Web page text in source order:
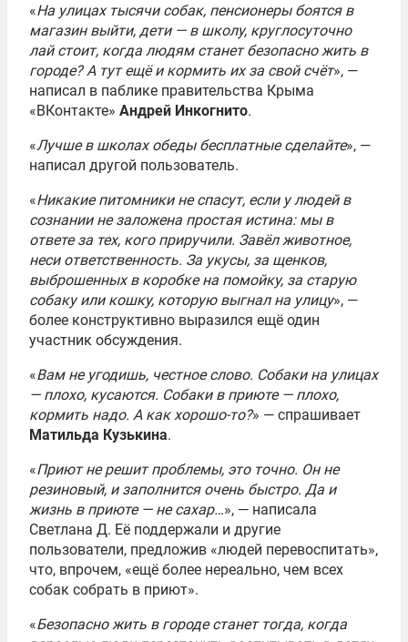
«На улицах тысячи собак, пенсионеры боятся в
магазин выйти, дети — в школу, круглосуточно
лай стоит, когда людям станет безопасно жить в
городе? А тут ещё и кормить их за свой счёт», —
написал в паблике правительства Крыма
«ВКонтакте» Андрей Инкогнито.
«Лучше в школах обеды бесплатные сделайте», —
написал другой пользователь.
«Никакие питомники не спасут, если у людей в
сознании не заложена простая истина: мы в
ответе за тех, кого приручили. Завёл животное,
неси ответственность. За укусы, за щенков,
выброшенных в коробке на помойку, за старую
собаку или кошку, которую выгнал на улицу», —
более конструктивно выразился ещё один
участник обсуждения.
«Вам не угодишь, честное слово. Собаки на улицах
— плохо, кусаются. Собаки в приюте — плохо,
кормить надо. А как хорошо-то?» — спрашивает
Матильда Кузькина.
«Приют не решит проблемы, это точно. Он не
резиновый, и заполнится очень быстро. Да и
жизнь в приюте — не сахар…», — написала
Светлана Д. Её поддержали и другие
пользователи, предложив «людей перевоспитать»,
что, впрочем, «ещё более нереально, чем всех
собак собрать в приют».
«Безопасно жить в городе станет тогда, когда